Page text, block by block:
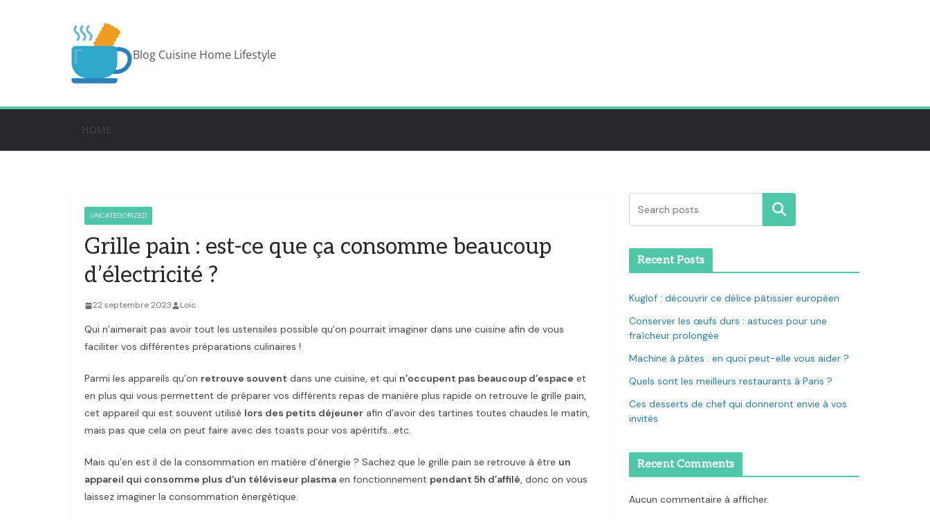
Blog Cuisine Home Lifestyle
HOME
UNCATEGORIZED
Grille pain : est-ce que ça consomme beaucoup
d’électricité ?
22 septembre 2023 Loic
Qui n’aimerait pas avoir tout les ustensiles possible qu’on pourrait imaginer dans une cuisine afin de vous
faciliter vos différentes préparations culinaires !
Parmi les appareils qu’on retrouve souvent dans une cuisine, et qui n’occupent pas beaucoup d’espace et
en plus qui vous permettent de préparer vos différents repas de manière plus rapide on retrouve le grille pain,
cet appareil qui est souvent utilisé lors des petits déjeuner afin d’avoir des tartines toutes chaudes le matin,
mais pas que cela on peut faire avec des toasts pour vos apéritifs…etc.
Mais qu’en est il de la consommation en matière d’énergie ? Sachez que le grille pain se retrouve à être un
appareil qui consomme plus d’un téléviseur plasma en fonctionnement pendant 5h d’affilé, donc on vous
laissez imaginer la consommation énergétique.
Rechercher
Recent Posts
Kuglof : découvrir ce délice pâtissier européen
Conserver les œufs durs : astuces pour une
fraîcheur prolongée
Machine à pâtes : en quoi peut-elle vous aider ?
Quels sont les meilleurs restaurants à Paris ?
Ces desserts de chef qui donneront envie à vos
invités
Recent Comments
Aucun commentaire à afficher.